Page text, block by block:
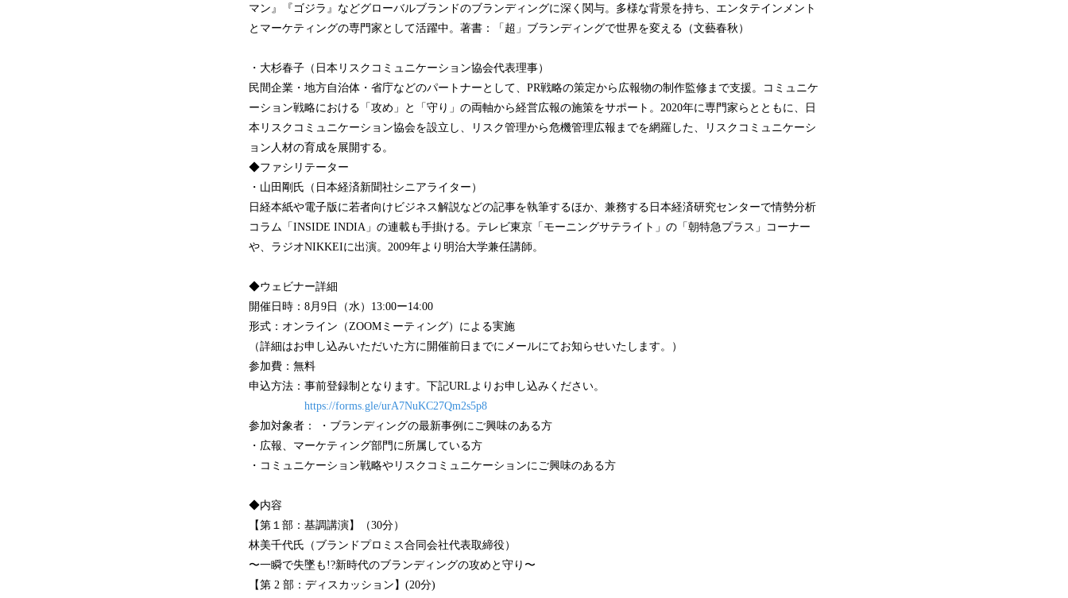
マン』『ゴジラ』などグローバルブランドのブランディングに深く関与。多様な背景を持ち、エンタテインメント
とマーケティングの専門家として活躍中。著書：「超」ブランディングで世界を変える（文藝春秋）
・大杉春子（日本リスクコミュニケーション協会代表理事）
民間企業・地方自治体・省庁などのパートナーとして、PR戦略の策定から広報物の制作監修まで支援。コミュニケ
ーション戦略における「攻め」と「守り」の両軸から経営広報の施策をサポート。2020年に専門家らとともに、日
本リスクコミュニケーション協会を設立し、リスク管理から危機管理広報までを網羅した、リスクコミュニケーシ
ョン人材の育成を展開する。
◆ファシリテーター
・山田剛氏（日本経済新聞社シニアライター）
日経本紙や電子版に若者向けビジネス解説などの記事を執筆するほか、兼務する日本経済研究センターで情勢分析
コラム「INSIDE INDIA」の連載も手掛ける。テレビ東京「モーニングサテライト」の「朝特急プラス」コーナー
や、ラジオNIKKEIに出演。2009年より明治大学兼任講師。
◆ウェビナー詳細
開催日時：8月9日（水）13:00ー14:00
形式：オンライン（ZOOMミーティング）による実施
（詳細はお申し込みいただいた方に開催前日までにメールにてお知らせいたします。）
参加費：無料
申込方法：事前登録制となります。下記URLよりお申し込みください。
https://forms.gle/urA7NuKC27Qm2s5p8
参加対象者： ・ブランディングの最新事例にご興味のある方
・広報、マーケティング部門に所属している方
・コミュニケーション戦略やリスクコミュニケーションにご興味のある方
◆内容
【第１部：基調講演】（30分）
林美千代氏（ブランドプロミス合同会社代表取締役）
〜一瞬で失墜も!?新時代のブランディングの攻めと守り〜
【第 2 部：ディスカッション】(20分)